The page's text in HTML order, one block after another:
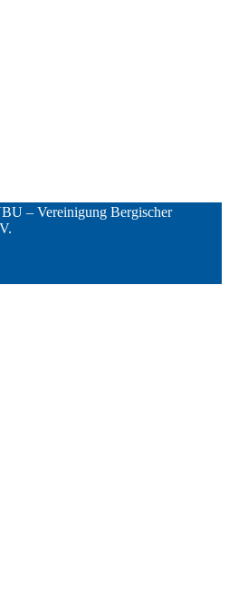
– Vereinigung Bergischer